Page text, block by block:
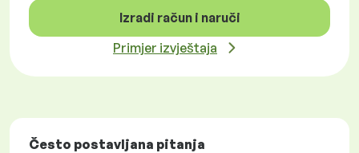
Izradi račun i naruči
Primjer izvještaja
Često postavljana pitanja